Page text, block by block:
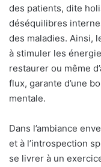
des patients, dite
déséquilibres
des maladies. Ainsi,
à stimuler les
restaurer ou même
flux, garante d’une
mentale.
Dans l’ambiance
et à l’introspection
se livrer à un